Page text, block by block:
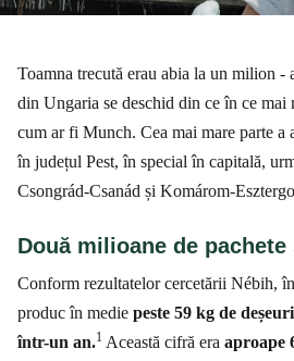
Toamna trecută erau abia la un milion -
din Ungaria se deschid din ce în ce
cum ar fi Munch. Cea mai mare parte a
în județul Pest, în special în capitală,
Csongrád-Csanád și Komárom-
Două milioane de
Conform rezultatelor cercetării Nébih,
produc în medie peste 59 kg de
într-un an.1 Această cifră era aproape